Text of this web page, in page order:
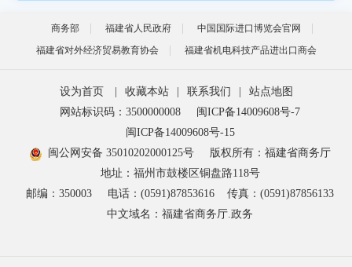
公务员招考
规划信息
统计信息
自该政府信息形成或者变更之日起20个工
依据2
重大行政决策程序暂行条例
依据文号
中华人民共和国国务院令第713号
条款号：
第十五条第一款
条款内容 ：
商务部 福建省人民政府
中国国际进口博览会官网
福建省对外经济贸易教育协会
福建省机电科技产品进出口商会
设为首页 收藏本站 联系我们
站点地图
网站标识码：3500000008
闽ICP备14009608号-7
闽ICP备14009608号-15
闽公网安备 35010202000125号
版权所有：福建省商务厅
地址：福州市鼓楼区铜盘路118号
邮编：350003
电话：(0591)87853616
传真：(0591)87856133
中文域名：福建省商务厅.政务